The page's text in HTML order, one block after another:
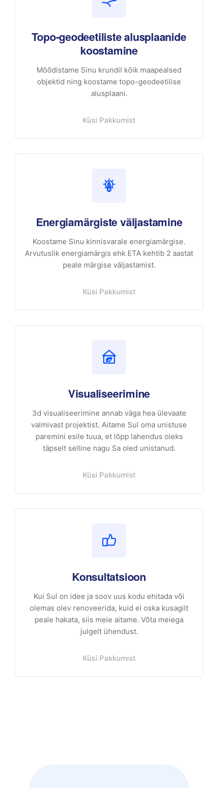
Topo-geodeetiliste alusplaanide
koostamine
Mõõdistame Sinu krundil kõik maapealsed
objektid ning koostame topo-geodeetilise
alusplaani.
Küsi Pakkumist
Energiamärgiste väljastamine
Koostame Sinu kinnisvarale energiamärgise.
Arvutuslik energiamärgis ehk ETA kehtib 2 aastat
peale märgise väljastamist.
Küsi Pakkumist
Visualiseerimine
3d visualiseerimine annab väga hea ülevaate
valmivast projektist. Aitame Sul oma unistuse
paremini esile tuua, et lõpp lahendus oleks
täpselt selline nagu Sa oled unistanud.
Küsi Pakkumist
Konsultatsioon
Kui Sul on idee ja soov uus kodu ehitada või
olemas olev renoveerida, kuid ei oska kusagilt
peale hakata, siis meie aitame. Võta meiega
julgelt ühendust.
Küsi Pakkumist